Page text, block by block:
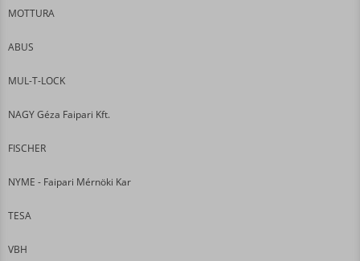
MOTTURA
ABUS
MUL-T-LOCK
NAGY Géza Faipari Kft.
FISCHER
NYME - Faipari Mérnöki Kar
TESA
VBH